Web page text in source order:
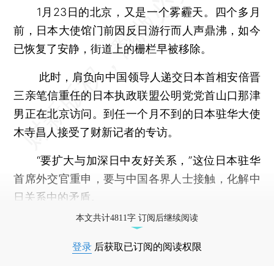
1月23日的北京，又是一个雾霾天。四个多月
前，日本大使馆门前因反日游行而人声鼎沸，如今
已恢复了安静，街道上的栅栏早被移除。
此时，肩负向中国领导人递交日本首相安倍晋
三亲笔信重任的日本执政联盟公明党党首山口那津
男正在北京访问。到任一个月不到的日本驻华大使
木寺昌人接受了财新记者的专访。
“要扩大与加深日中友好关系，”这位日本驻华
首席外交官重申，要与中国各界人士接触，化解中
日关系中的矛盾。
本文共计4811字 订阅后继续阅读
登录 后获取已订阅的阅读权限